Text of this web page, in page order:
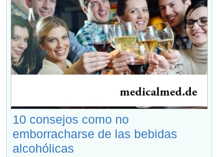
10 consejos como no
emborracharse de las bebidas
alcohólicas